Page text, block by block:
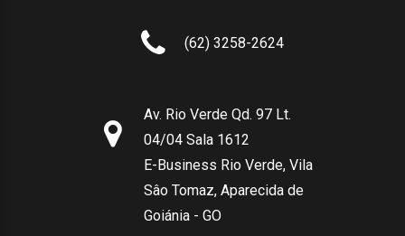
(62) 3258-2624
Av. Rio Verde Qd. 97 Lt.
04/04 Sala 1612
E-Business Rio Verde, Vila
Sâo Tomaz, Aparecida de
Goiánia - GO